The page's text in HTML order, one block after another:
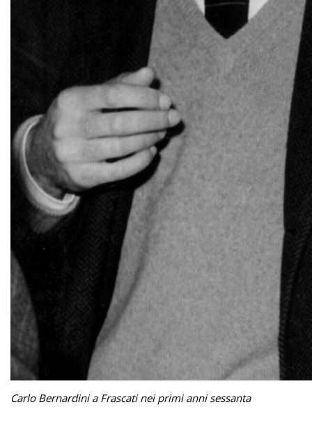
Carlo Bernardini a Frascati nei primi anni sessanta